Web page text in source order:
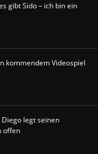
gibt Sido – ich bin ein
kommendem Videospiel
Diego legt seinen
offen